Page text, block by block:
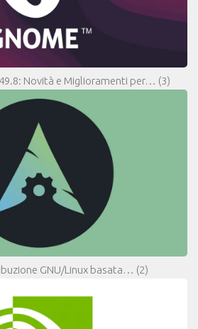
49.8: Novità e Miglioramenti per… (3)
GNU/Linux basata… (2)